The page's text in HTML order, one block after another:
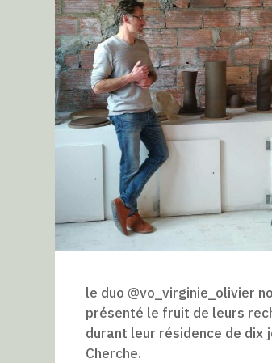
le duo @vo_virginie_olivier
présenté le fruit de leurs
durant leur résidence de dix
Cherche.